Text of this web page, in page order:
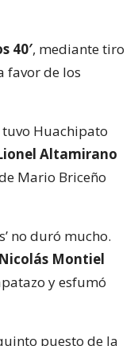
40′, mediante tiro
favor de los
Huachipato
Altamirano
Mario Briceño
no duró mucho.
Nicolás Montiel
y esfumó
puesto de la